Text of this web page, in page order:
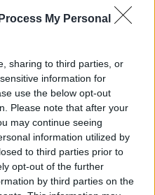
My Personal
sharing to third parties, or
information for
use the below opt-out
Please note that after your
may continue seeing
information utilized by
to third parties prior to
opt-out of the further
by third parties on the
2 3 4
Σελίδα 1 από 5
ΥΓΕΙΑΣ